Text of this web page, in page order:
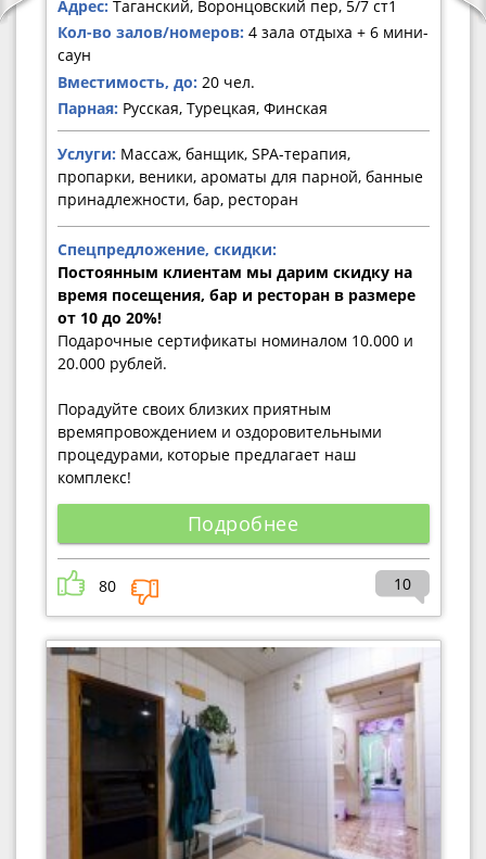
Адрес: Таганский, Воронцовский пер, 5/7 ст1
Кол-во залов/номеров: 4 зала отдыха + 6 мини-
саун
Вместимость, до: 20 чел.
Парная: Русская, Турецкая, Финская
Услуги: Массаж, банщик, SPA-терапия,
пропарки, веники, ароматы для парной, банные
принадлежности, бар, ресторан
Спецпредложение, скидки:
Постоянным клиентам мы дарим скидку на
время посещения, бар и ресторан в размере
от 10 до 20%!
Подарочные сертификаты номиналом 10.000 и
20.000 рублей.
Порадуйте своих близких приятным
времяпровождением и оздоровительными
процедурами, которые предлагает наш
комплекс!
Подробнее
80 10